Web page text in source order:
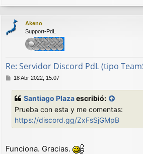
Akeno
Support-PdL
Re: Servidor Discord PdL (tipo
M18 Abr 2022, 15:07
Santiago Plazaescribió:
Prueba con esta y me comentas:
https://discord.gg/ZxFsSjGMpB
Funciona. Gracias.